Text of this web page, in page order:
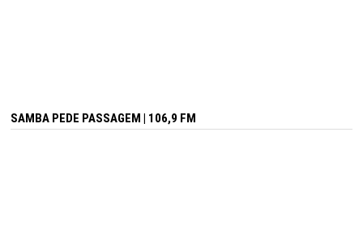
SAMBA PEDE PASSAGEM | 106,9 FM